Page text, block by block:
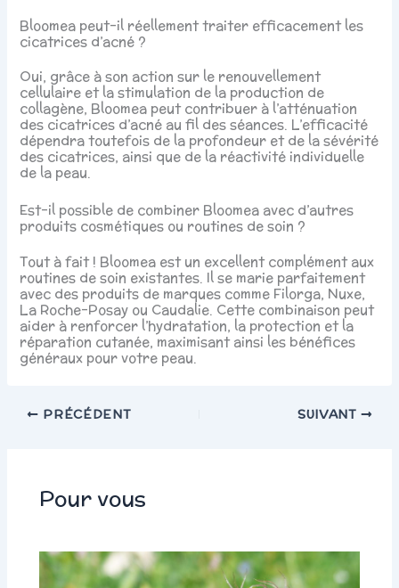
Bloomea peut-il réellement traiter efficacement les
cicatrices d’acné ?
Oui, grâce à son action sur le renouvellement
cellulaire et la stimulation de la production de
collagène, Bloomea peut contribuer à l’atténuation
des cicatrices d’acné au fil des séances. L’efficacité
dépendra toutefois de la profondeur et de la sévérité
des cicatrices, ainsi que de la réactivité individuelle
de la peau.
Est-il possible de combiner Bloomea avec d’autres
produits cosmétiques ou routines de soin ?
Tout à fait ! Bloomea est un excellent complément aux
routines de soin existantes. Il se marie parfaitement
avec des produits de marques comme Filorga, Nuxe,
La Roche-Posay ou Caudalie. Cette combinaison peut
aider à renforcer l’hydratation, la protection et la
réparation cutanée, maximisant ainsi les bénéfices
généraux pour votre peau.
PRÉCÉDENT SUIVANT
Pour vous